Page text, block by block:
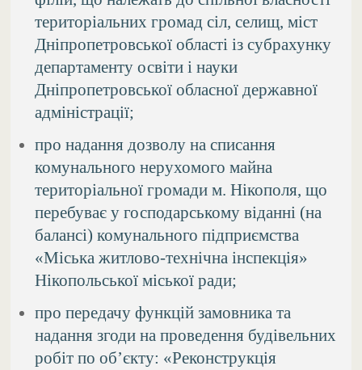
територіальних громад сіл, селищ, міст
Дніпропетровської області із субрахунку
департаменту освіти і науки
Дніпропетровської обласної державної
адміністрації;
про надання дозволу на списання
комунального нерухомого майна
територіальної громади м. Нікополя, що
перебуває у господарському віданні (на
балансі) комунального підприємства
«Міська житлово-технічна інспекція»
Нікопольської міської ради;
про передачу функцій замовника та
надання згоди на проведення будівельних
робіт по об’єкту: «Реконструкція